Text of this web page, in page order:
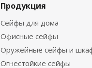
Продукция
Сейфы для дома
Офисные сейфы
Оружейные сейфы и
Огнестойкие сейфы